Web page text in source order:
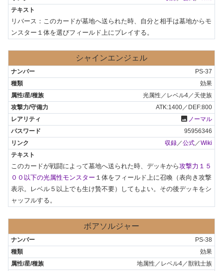
リバース：このカードが墓地へ送られた時、自分と相手は墓地からモ
ンスター１体を選びフィールド上にプレイする。
シャインエンジェル
PS-37
効果
光属性／レベル4／天使族
ATK:1400／DEF:800
photo ノーマル
95956346
収録／公式／Wiki
このカードが戦闘によって墓地へ送られた時、デッキから攻撃力１５
００以下の光属性モンスター １体をフィールド上に召喚（表向き攻撃
表示。レベル５以上でも生け贄不要）してもよい。その後デッキをシ
ャッフルする。
ボアソルジャー
PS-38
効果
地属性／レベル4／獣戦士族